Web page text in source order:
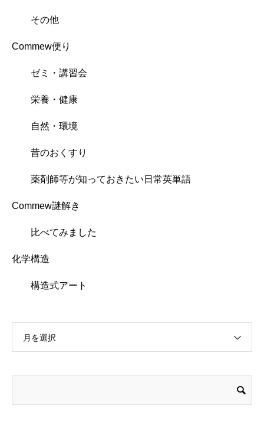
その他
Commew便り
ゼミ・講習会
栄養・健康
自然・環境
昔のおくすり
薬剤師等が知っておきたい日常英単語
Commew謎解き
比べてみました
化学構造
構造式アート
月を選択